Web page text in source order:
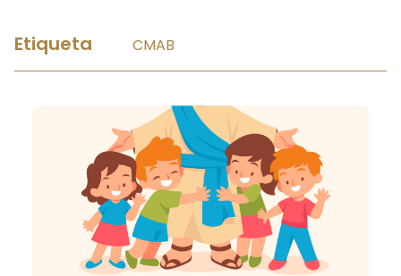
Etiqueta CMAB